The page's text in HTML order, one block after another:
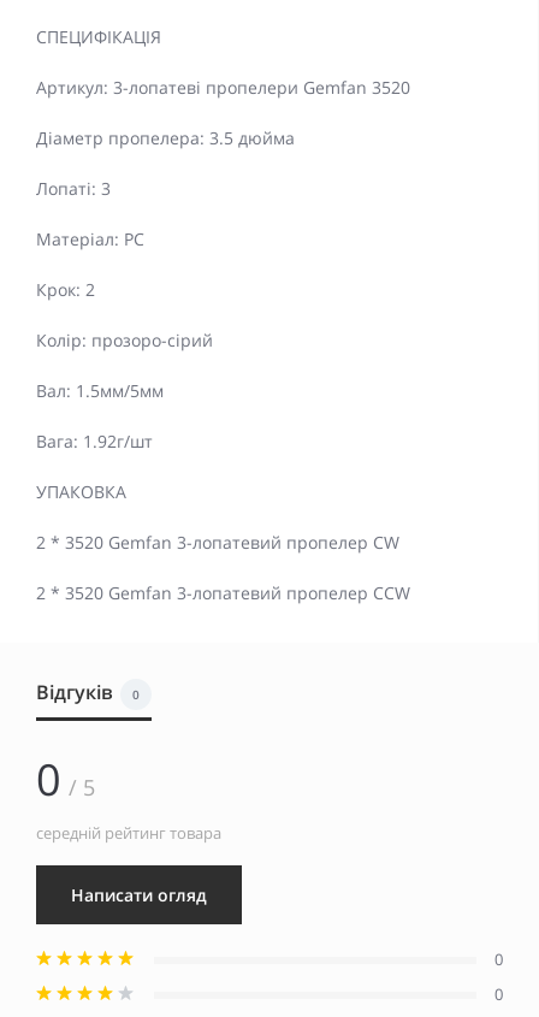
СПЕЦИФІКАЦІЯ
Артикул: 3-лопатеві пропелери Gemfan 3520
Діаметр пропелера: 3.5 дюйма
Лопаті: 3
Матеріал: PC
Крок: 2
Колір: прозоро-сірий
Вал: 1.5мм/5мм
Вага: 1.92г/шт
УПАКОВКА
2 * 3520 Gemfan 3-лопатевий пропелер CW
2 * 3520 Gemfan 3-лопатевий пропелер CCW
Відгуків 0
0 / 5
середній рейтинг товара
Написати огляд
0
0